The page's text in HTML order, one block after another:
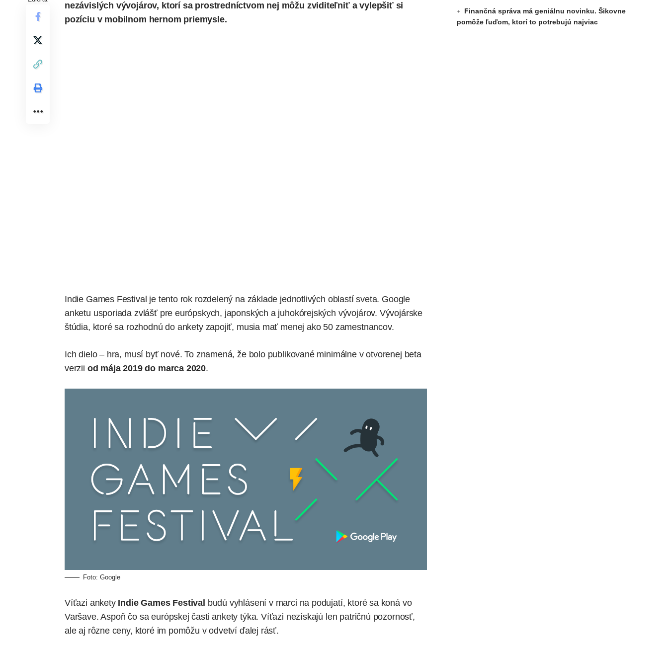
nezávislých vývojárov, ktorí sa prostredníctvom nej môžu zviditeľniť a vylepšiť si
pozíciu v mobilnom hernom priemysle.
Indie Games Festival je tento rok rozdelený na základe jednotlivých oblastí sveta. Google
anketu usporiada zvlášť pre európskych, japonských a juhokórejských vývojárov. Vývojárske
štúdia, ktoré sa rozhodnú do ankety zapojiť, musia mať menej ako 50 zamestnancov.
Ich dielo – hra, musí byť nové. To znamená, že bolo publikované minimálne v otvorenej beta
verzii od mája 2019 do marca 2020.
Foto: Google
Víťazi ankety Indie Games Festival budú vyhlásení v marci na podujatí, ktoré sa koná vo
Varšave. Aspoň čo sa európskej časti ankety týka. Víťazi nezískajú len patričnú pozornosť,
ale aj rôzne ceny, ktoré im pomôžu v odvetví ďalej rásť.
Finančná správa má geniálnu novinku. Šikovne
pomôže ľuďom, ktorí to potrebujú najviac